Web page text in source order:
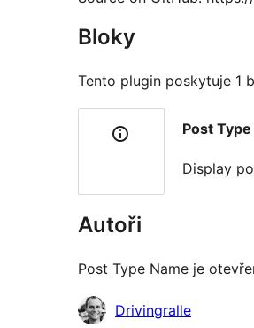
Bloky
Tento plugin poskytuje 1
Post
Display
Autoři
Post Type Name je
Spolupracovníci
Drivingralle